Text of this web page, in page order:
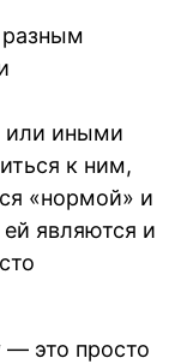
или иными
к ним,
«нормой» и
являются и
— это просто